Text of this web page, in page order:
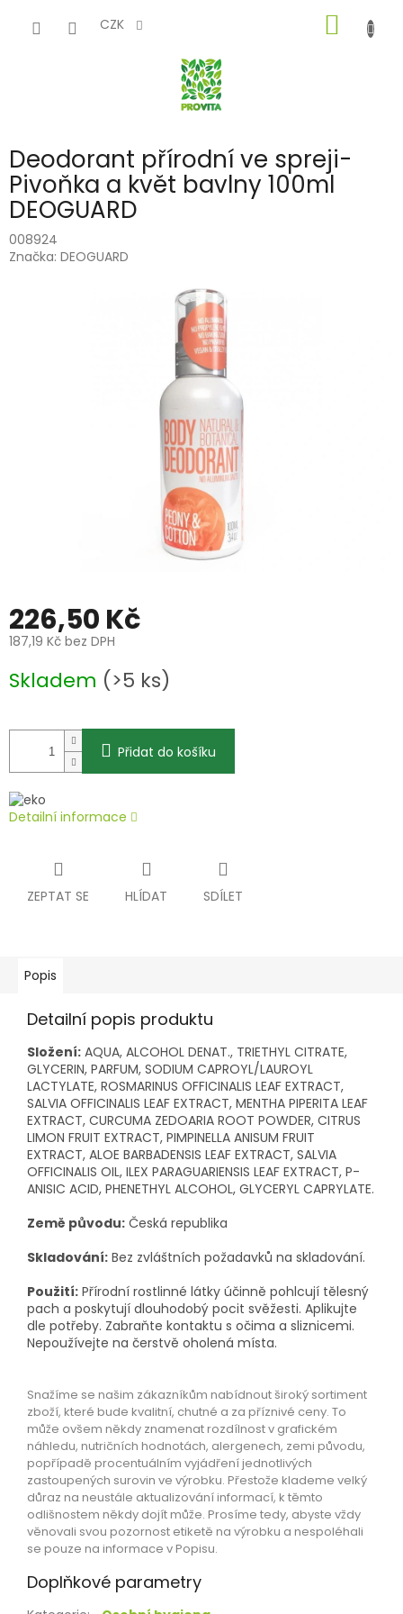
CZK
KOŠÍK
Deodorant přírodní ve spreji-
Pivoňka a květ bavlny 100ml
DEOGUARD
008924
Značka: DEOGUARD
226,50 Kč
187,19 Kč bez DPH
cena:
Skladem (>5 ks)
Přidat do košíku
Detailní informace
ZEPTAT SE HLÍDAT SDÍLET
Popis
Detailní popis produktu
Složení: AQUA, ALCOHOL DENAT., TRIETHYL CITRATE,
GLYCERIN, PARFUM, SODIUM CAPROYL/LAUROYL
LACTYLATE, ROSMARINUS OFFICINALIS LEAF EXTRACT,
SALVIA OFFICINALIS LEAF EXTRACT, MENTHA PIPERITA LEAF
EXTRACT, CURCUMA ZEDOARIA ROOT POWDER, CITRUS
LIMON FRUIT EXTRACT, PIMPINELLA ANISUM FRUIT
EXTRACT, ALOE BARBADENSIS LEAF EXTRACT, SALVIA
OFFICINALIS OIL, ILEX PARAGUARIENSIS LEAF EXTRACT, P-
ANISIC ACID, PHENETHYL ALCOHOL, GLYCERYL CAPRYLATE.
Země původu: Česká republika
Skladování: Bez zvláštních požadavků na skladování.
Použití: Přírodní rostlinné látky účinně pohlcují tělesný
pach a poskytují dlouhodobý pocit svěžesti. Aplikujte
dle potřeby. Zabraňte kontaktu s očima a sliznicemi.
Nepoužívejte na čerstvě oholená místa.
Snažíme se našim zákazníkům nabídnout široký sortiment
zboží, které bude kvalitní, chutné a za příznivé ceny. To
může ovšem někdy znamenat rozdílnost v grafickém
náhledu, nutričních hodnotách, alergenech, zemi původu,
popřípadě procentuálním vyjádření jednotlivých
zastoupených surovin ve výrobku. Přestože klademe velký
důraz na neustále aktualizování informací, k těmto
odlišnostem někdy dojít může. Prosíme tedy, abyste vždy
věnovali svou pozornost etiketě na výrobku a nespoléhali
se pouze na informace v Popisu.
Doplňkové parametry